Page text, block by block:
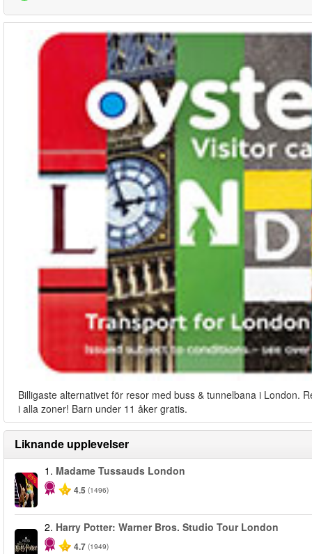
Billigaste alternativet för resor med buss & tunnelbana i London.
i alla zoner! Barn under 11 åker gratis.
Liknande upplevelser
-25%
1. Madame Tussauds London
4.5 (1496)
2. Harry Potter: Warner Bros. Studio Tour London
4.7 (1949)